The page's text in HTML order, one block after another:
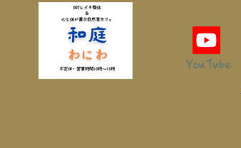
YouTube